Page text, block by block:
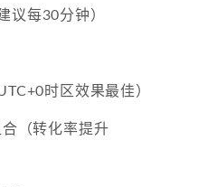
议每30分钟）
时区效果最佳）
（转化率提升